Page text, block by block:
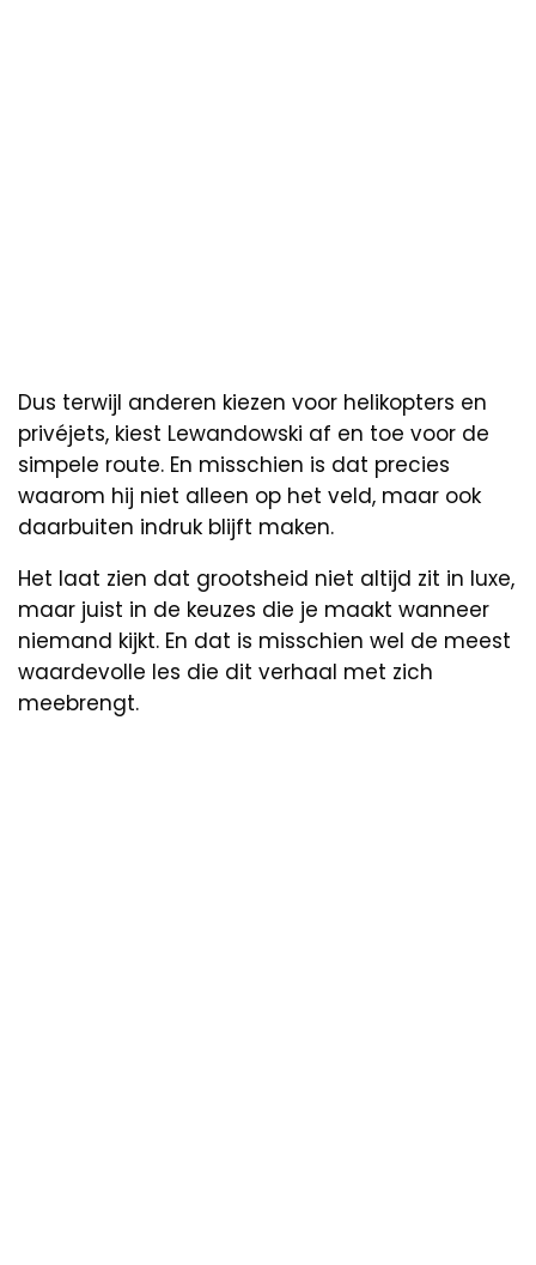
Dus terwijl anderen kiezen voor helikopters en
privéjets, kiest Lewandowski af en toe voor de
simpele route. En misschien is dat precies
waarom hij niet alleen op het veld, maar ook
daarbuiten indruk blijft maken.
Het laat zien dat grootsheid niet altijd zit in luxe,
maar juist in de keuzes die je maakt wanneer
niemand kijkt. En dat is misschien wel de meest
waardevolle les die dit verhaal met zich
meebrengt.